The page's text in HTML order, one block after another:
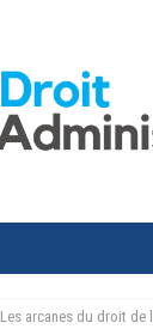
Les arcanes du droit de